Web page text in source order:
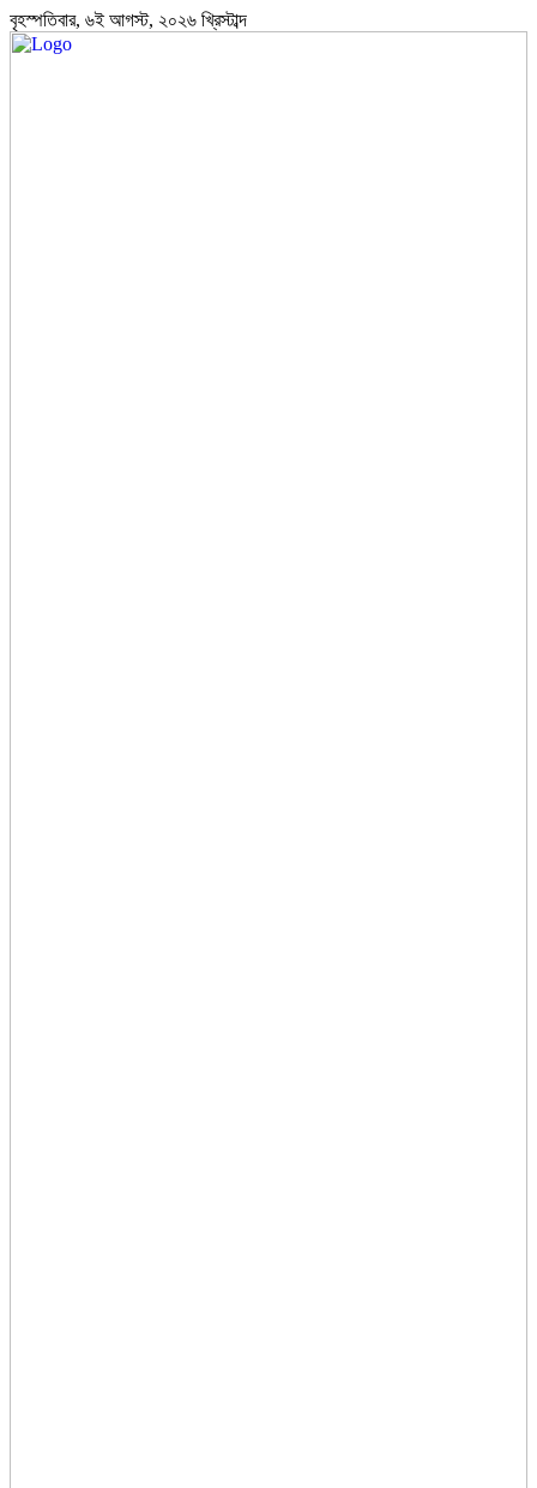
বৃহস্পতিবার, ৬ই আগস্ট, ২০২৬ খ্রিস্টাব্দ